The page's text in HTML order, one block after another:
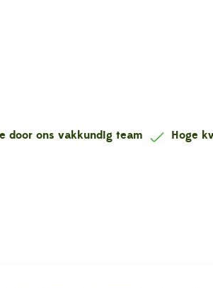
door ons vakkundig team
Hoge